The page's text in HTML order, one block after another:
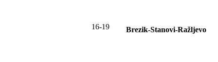
16-19 Brezik-Stanovi-Ražljevo